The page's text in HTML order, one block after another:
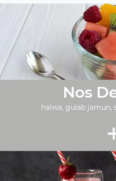
Nos
halwa, gulab jamun,